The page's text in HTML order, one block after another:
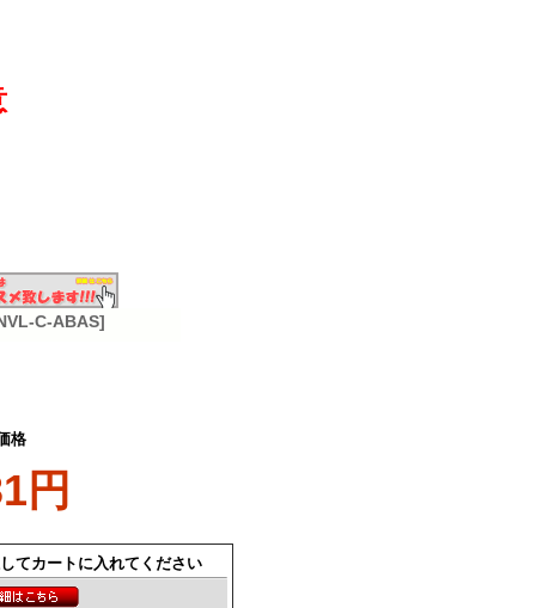
C-ABAS]
格
円
てカートに入れてください